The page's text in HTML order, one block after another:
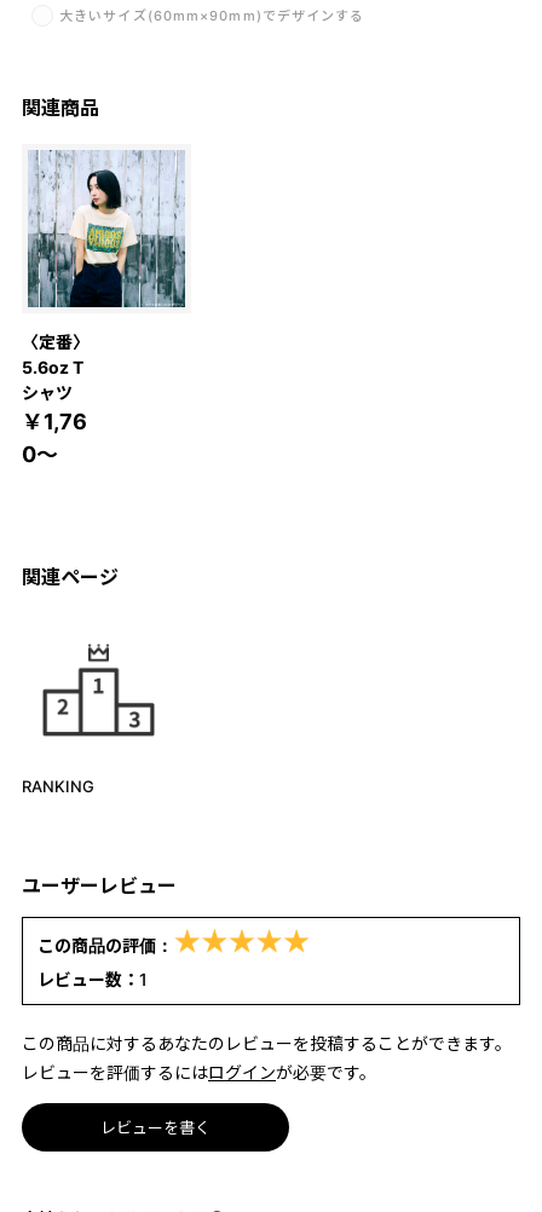
大きいサイズ(60mm×90mm)でデザインする
関連商品
〈定番〉
5.6oz T
シャツ
￥1,76
0～
関連ページ
RANKING
ユーザーレビュー
この商品の評価：
レビュー数： 1
この商品に対するあなたのレビューを投稿することができます。
レビューを評価するにはログインが必要です。
レビューを書く